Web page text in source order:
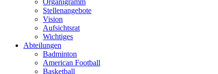
Organigramm
Stellenangebote
Vision
Aufsichtsrat
Wichtiges
Abteilungen
Badminton
American Football
Basketball